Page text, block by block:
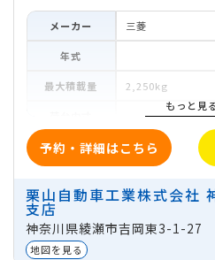
予約・詳細はこちら
1日プラン
32,000円
1週
メーカー 三菱
年式
最大積載量 2,250kg
車両寸法
地域 神奈川県綾瀬市
貸出区分 法人
もっと見る
栗山自動車工業株式会社
支店
神奈川県綾瀬市吉岡東3-1-27
地図を見る